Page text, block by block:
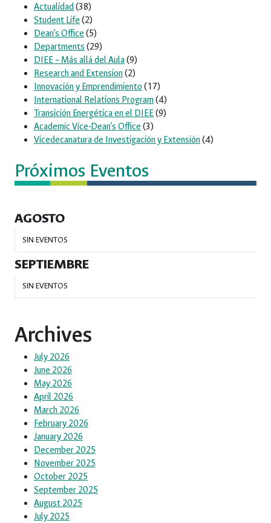
Actualidad (38)
Student Life (2)
Dean’s Office (5)
Departments (29)
DIEE – Más allá del Aula(9)
Research and Extension(2)
Innovación y Emprendimiento (17)
International Relations Program(4)
Transición Energética en el DIEE(9)
Academic Vice-Dean’s Office (3)
Vicedecanatura de Investigación y Extensión(4)
Próximos Eventos
AGOSTO
SIN EVENTOS
SEPTIEMBRE
SIN EVENTOS
Archives
July 2026
June 2026
May 2026
April 2026
March 2026
February 2026
January 2026
December 2025
November 2025
October 2025
September 2025
August 2025
July 2025